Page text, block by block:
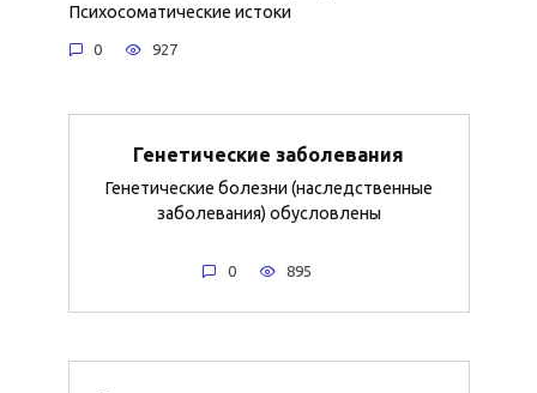
Психосоматические истоки
0 927
Генетические заболевания
Генетические болезни (наследственные
заболевания) обусловлены
0 895